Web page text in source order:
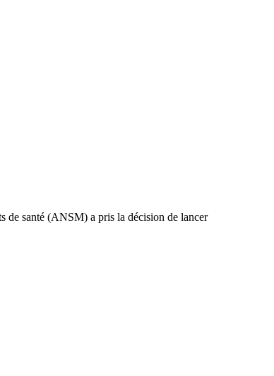
de santé (ANSM) a pris la décision de lancer